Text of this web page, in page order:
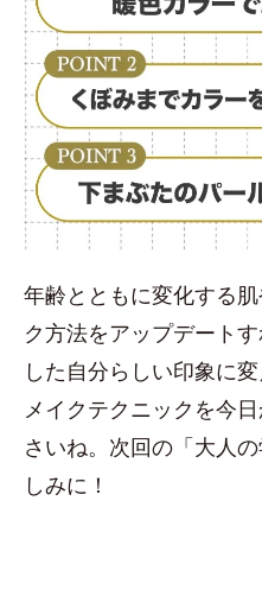
年齢とともに変化する
ク方法をアップデート
した自分らしい印象に
メイクテクニックを今
さいね。次回の「大人
しみに！